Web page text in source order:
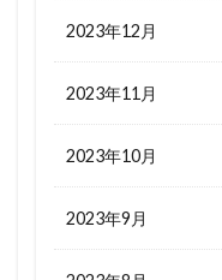
2023年12月
2023年11月
2023年10月
2023年9月